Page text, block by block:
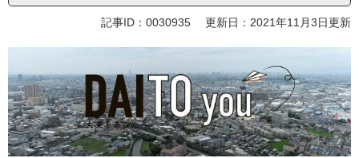
記事ID：0030935 更新日：2021年11月3日更新